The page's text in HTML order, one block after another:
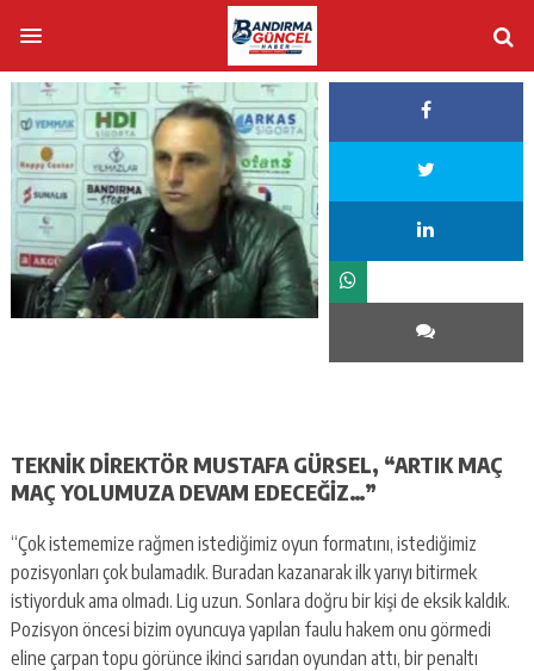
TEKNİK DİREKTÖR MUSTAFA GÜRSEL, “ARTIK MAÇ
MAÇ YOLUMUZA DEVAM EDECEĞİZ…”
“Çok istememize rağmen istediğimiz oyun formatını, istediğimiz
pozisyonları çok bulamadık. Buradan kazanarak ilk yarıyı bitirmek
istiyorduk ama olmadı. Lig uzun. Sonlara doğru bir kişi de eksik kaldık.
Pozisyon öncesi bizim oyuncuya yapılan faulu hakem onu görmedi
eline çarpan topu görünce ikinci sarıdan oyundan attı, bir penaltı